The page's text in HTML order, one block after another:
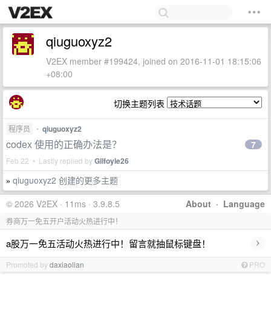
qiuguoxyz2
V2EX member #199424, joined on 2016-11-01 18:15:06
+08:00
切换主题列表
程序员 • qiuguoxyz2
codex 使用的正确办法是？
Feb 22 • Lastly replied byGilfoyle26
7
» qiuguoxyz2 创建的更多主题
About · Language
© 2026 V2EX · 11ms · 3.9.8.5
券商万一免五开户活动火热进行中！
a股万一免五活动火热进行中！留言就抽鼠标键盘！ ›
Promoted bydaxiaolian PRO